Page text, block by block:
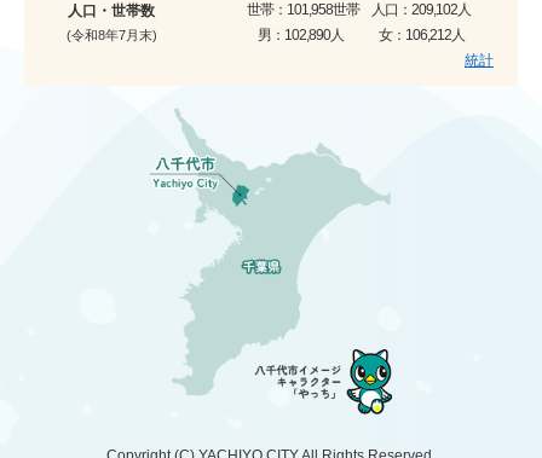
人口・世帯数
(令和8年7月末)
世帯： 101,958世帯 人口： 209,102人
男： 102,890人 女： 106,212人
統計